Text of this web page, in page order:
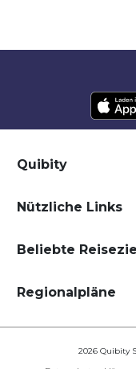
Quibity
Nützliche Links
Beliebte
Regionalpläne
2026 Quibity